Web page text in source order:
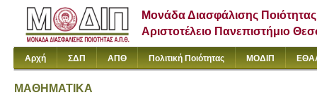
Μονάδα Διασφάλισης Ποιότητας
Αριστοτέλειο Πανεπιστήμιο
Αρχή ΣΔΠ ΑΠΘ Πολιτική Ποιότητας ΜΟΔΙΠ
ΜΑΘΗΜΑΤΙΚΑ